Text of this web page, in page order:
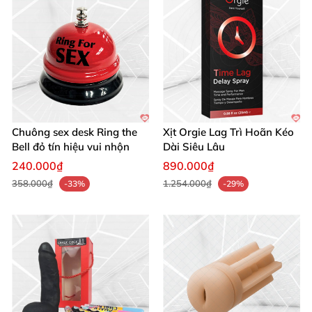
Hướng Dẫn Sử Dụng & Bảo Quản Dễ
Dàng ️
H3: Cách Sử Dụng Linh Hoạt
Đeo bi Kegel pleasure balls khi thư giãn
sinh hoạt hàng ngày
để cơ sàn chậu dần mạnh mẽ
Phù hợp nâng cấp từ bi silicon cơ bản
, chúng mang
đến thử thách mới mẻ
. Kết hợp với nước bôi trơn gốc
H3: Bảo Quản Chuẩn Xác
Chuông sex desk Ring the
Bell đỏ tín hiệu vui nhộn
240.000₫
358.000₫ -33%
Xịt Orgie Lag Trì Hoãn Kéo
Dài Siêu Lâu
890.000₫
1.254.000₫ -29%